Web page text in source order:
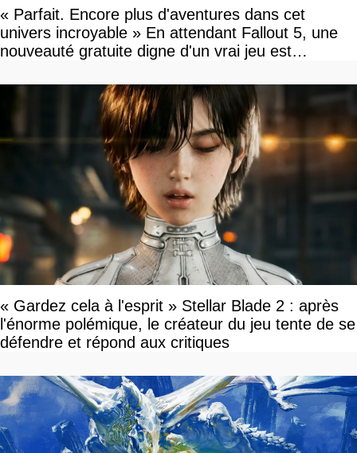
« Parfait. Encore plus d'aventures dans cet
univers incroyable » En attendant Fallout 5, une
nouveauté gratuite digne d'un vrai jeu est
« Gardez cela à l'esprit » Stellar Blade 2 : après
l'énorme polémique, le créateur du jeu tente de se
défendre et répond aux critiques